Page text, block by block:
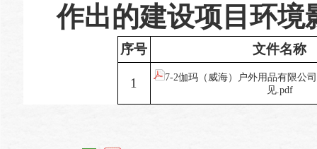
作出的建设项目环境
序号 文件名称
1
7-2伽玛（威海）户外用品有限公
见.pdf